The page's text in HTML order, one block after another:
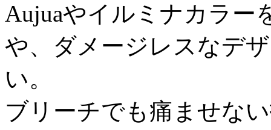
Aujuaやイルミナカラー
や、ダメージレスなデ
い。
ブリーチでも痛ませな